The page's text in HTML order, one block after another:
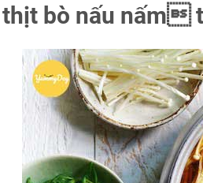
thịt bò nấu nấm